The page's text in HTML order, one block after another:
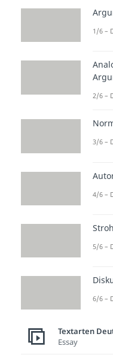
Im
1/6 –
2/6 –
3/6 –
4/6 –
5/6 –
6/6 –
Textarten
Essay